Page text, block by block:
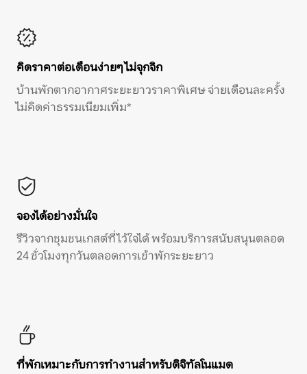
คิดราคาต่อเดือนง่ายๆ ไม่จุกจิก
บ้านพักตากอากาศระยะยาวราคาพิเศษ จ่ายเดือนละครั้ง
ไม่คิดค่าธรรมเนียมเพิ่ม*
จองได้อย่างมั่นใจ
รีวิวจากชุมชนเกสต์ที่ไว้ใจได้ พร้อมบริการสนับสนุนตลอด
24 ชั่วโมงทุกวันตลอดการเข้าพักระยะยาว
ที่พักเหมาะกับการทำงานสำหรับดิจิทัลโนแมด